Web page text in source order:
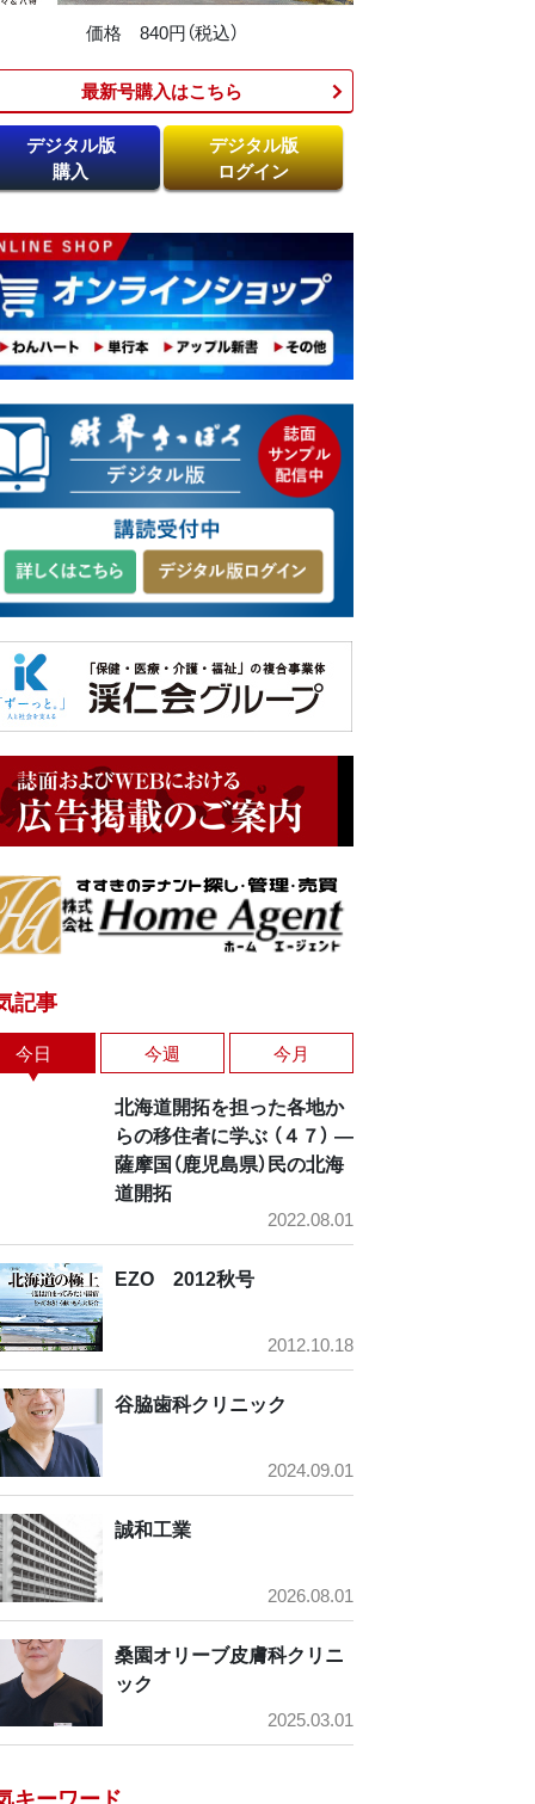
価格 840円（税込）
最新号購入はこちら​
デジタル版
購入
デジタル版
ログイン
記事
今日 今週 今月
北海道開拓を担った各地か
らの移住者に学ぶ （４７） ―
薩摩国（鹿児島県）民の北海
道開拓
2022.08.01
EZO 2012秋号
2012.10.18
谷脇歯科クリニック
2024.09.01
誠和工業
2026.08.01
桑園オリーブ皮膚科クリニ
ック
2025.03.01